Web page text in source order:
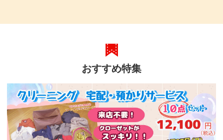
おすすめ特集